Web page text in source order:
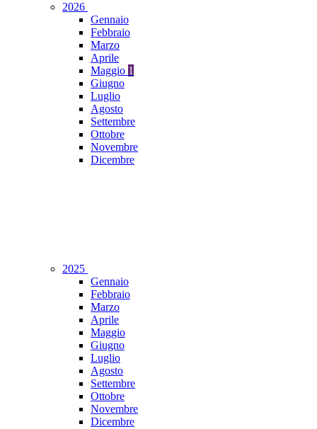
2026
Gennaio
Febbraio
Marzo
Aprile
Maggio 1
Giugno
Luglio
Agosto
Settembre
Ottobre
Novembre
Dicembre
2025
Gennaio
Febbraio
Marzo
Aprile
Maggio
Giugno
Luglio
Agosto
Settembre
Ottobre
Novembre
Dicembre